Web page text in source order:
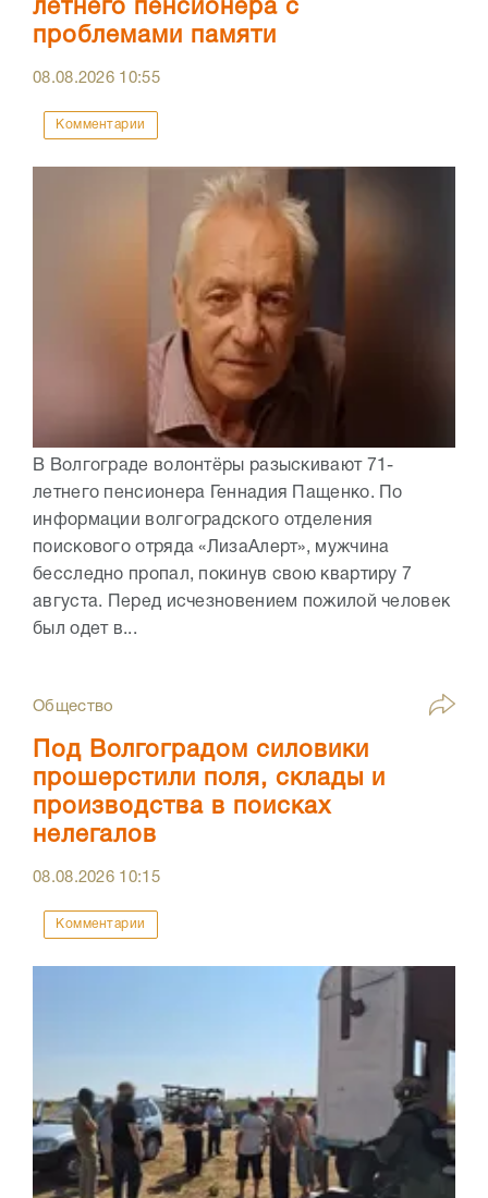
летнего пенсионера с
проблемами памяти
08.08.2026 10:55
Комментарии
В Волгограде волонтёры разыскивают 71-
летнего пенсионера Геннадия Пащенко. По
информации волгоградского отделения
поискового отряда «ЛизаАлерт», мужчина
бесследно пропал, покинув свою квартиру 7
августа. Перед исчезновением пожилой человек
был одет в...
Общество
Под Волгоградом силовики
прошерстили поля, склады и
производства в поисках
нелегалов
08.08.2026 10:15
Комментарии